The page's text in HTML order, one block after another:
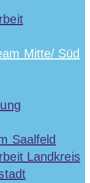
Mitte/ Süd
Saalfeld
Landkreis